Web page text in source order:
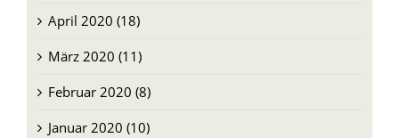
April 2020 (18)
März 2020 (11)
Februar 2020 (8)
Januar 2020 (10)